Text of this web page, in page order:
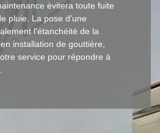
évitera toute fuite
pluie. La pose d'une
l'étanchéité de la
installation de gouttière,
service pour répondre à